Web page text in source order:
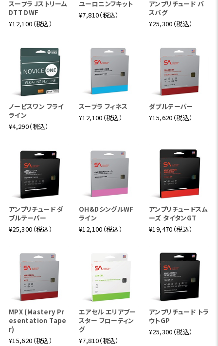
スープラ Jストリーム
DTT DWF
¥12,100（税込）
ユーロニンフキット
¥7,810（税込）
アンプリチュード バ
スバグ
¥25,300（税込）
ノービスワン フライ
ライン
¥4,290（税込）
スープラ フィネス
¥12,100（税込）
ダブルテーパー
¥15,620（税込）
アンプリチュード ダ
ブルテーパー
¥25,300（税込）
OH&DシングルWF
ライン
¥12,100（税込）
アンプリチュードスム
ーズ タイタンGT
¥19,470（税込）
MPX (Mastery Pr
esentation Tape
r)
¥15,620（税込）
エアセル エリアブー
スター フローティン
グ
¥7,810（税込）
アンプリチュード トラ
ウトGP
¥25,300（税込）